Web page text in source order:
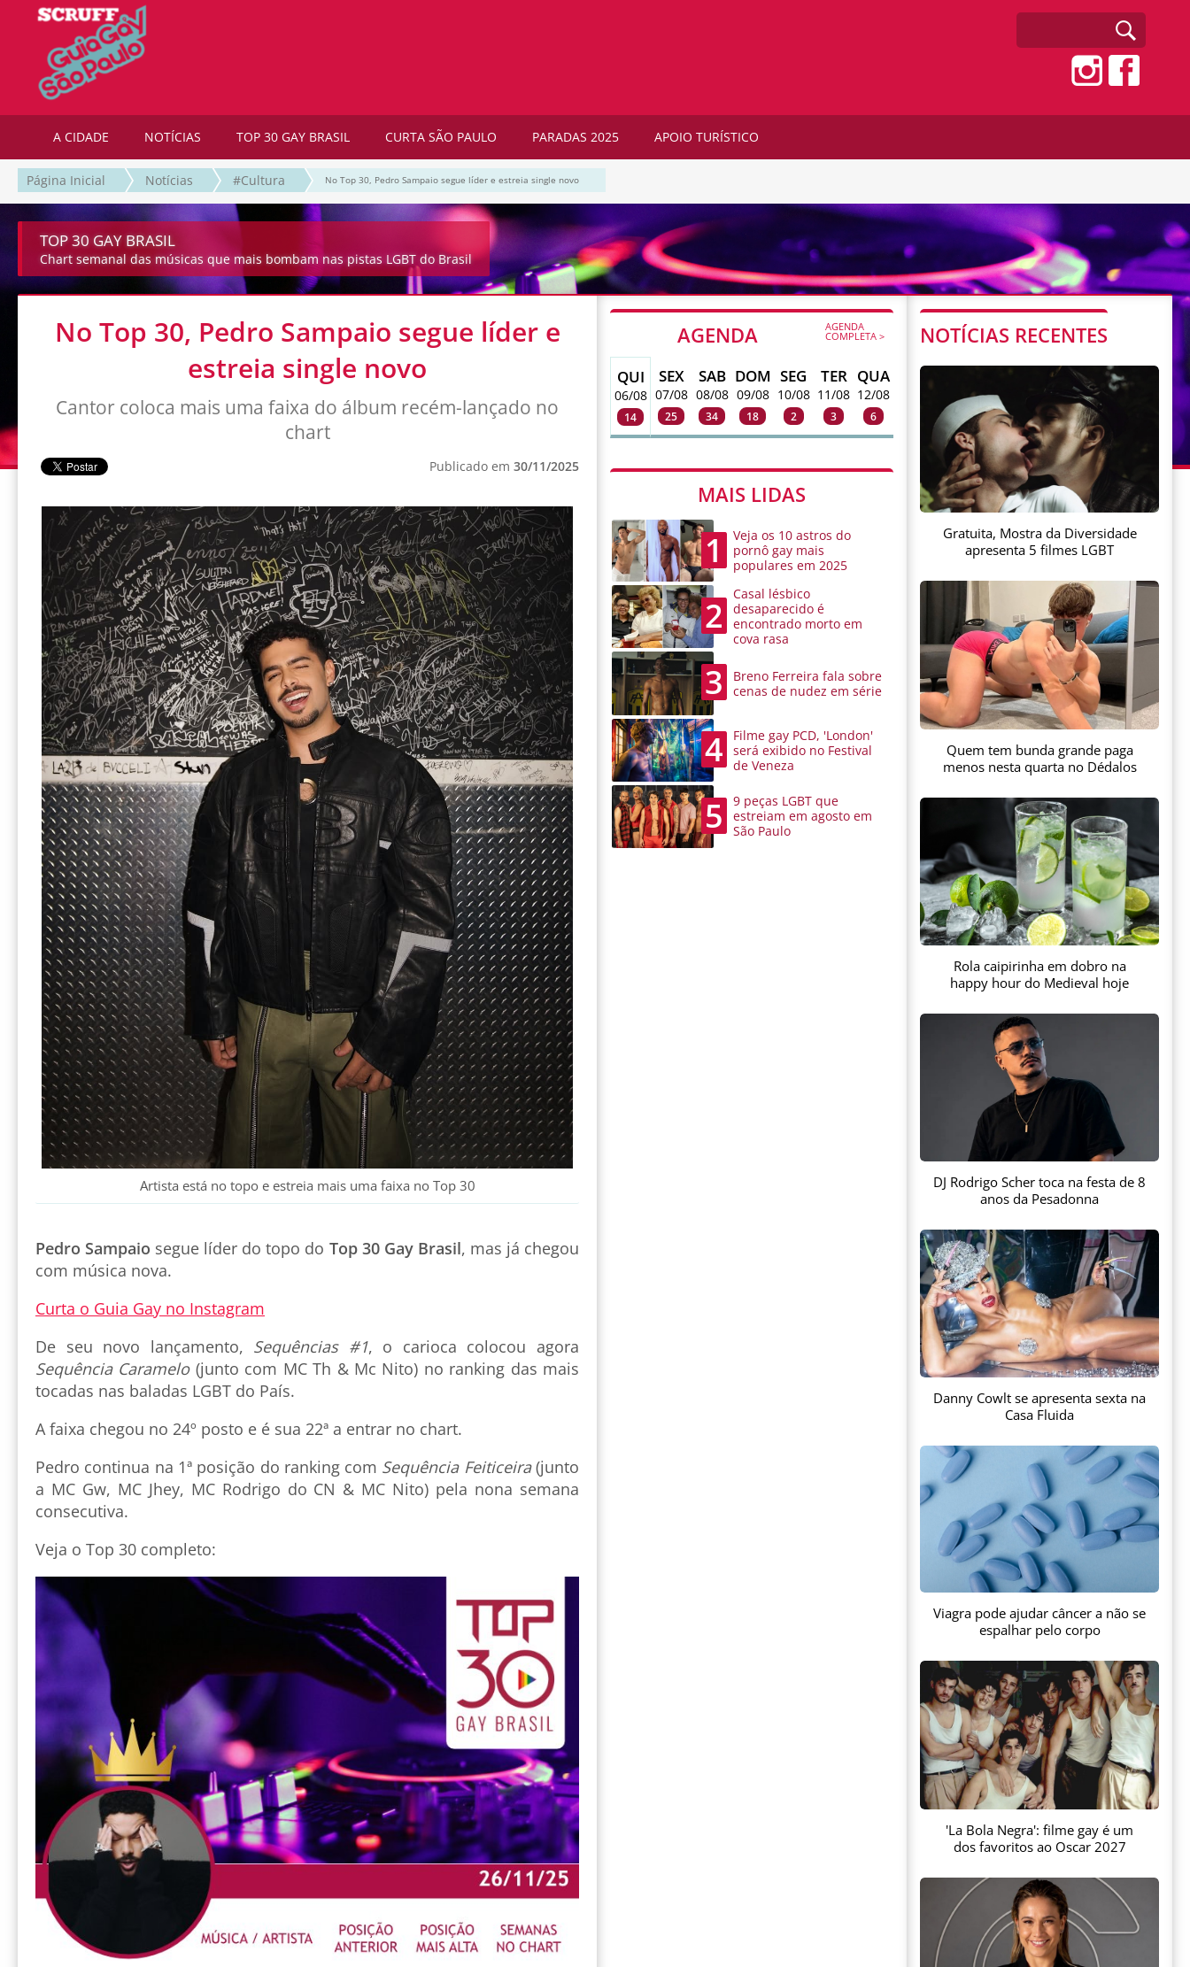
A CIDADE NOTÍCIAS TOP 30 GAY BRASIL CURTA SÃO PAULO PARADAS 2025 APOIO TURÍSTICO
Página Inicial Notícias #Cultura No Top 30, Pedro Sampaio segue líder e estreia single novo
TOP 30 GAY BRASIL
Chart semanal das músicas que mais bombam nas pistas LGBT do Brasil
No Top 30, Pedro Sampaio segue líder e
estreia single novo
Cantor coloca mais uma faixa do álbum recém-lançado no
chart
Publicado em 30/11/2025
Artista está no topo e estreia mais uma faixa no Top 30
Pedro Sampaio segue líder do topo do Top 30 Gay Brasil, mas já chegou
com música nova.
Curta o Guia Gay no Instagram
De seu novo lançamento, Sequências #1, o carioca colocou agora
Sequência Caramelo(junto com MC Th & Mc Nito) no ranking das mais
tocadas nas baladas LGBT do País.
A faixa chegou no 24º posto e é sua 22ª a entrar no chart.
Pedro continua na 1ª posição do ranking com Sequência Feiticeira(junto
a MC Gw, MC Jhey, MC Rodrigo do CN & MC Nito) pela nona semana
consecutiva.
Veja o Top 30 completo:
AGENDA AGENDA
COMPLETA >
QUI
06/08
14
SEX
07/08
25
SAB
08/08
34
DOM
09/08
18
SEG
10/08
2
TER
11/08
3
QUA
12/08
6
MAIS LIDAS
1
Veja os 10 astros do
pornô gay mais
populares em 2025
2
Casal lésbico
desaparecido é
encontrado morto em
cova rasa
3
Breno Ferreira fala sobre
cenas de nudez em série
4
Filme gay PCD, 'London'
será exibido no Festival
de Veneza
5
9 peças LGBT que
estreiam em agosto em
São Paulo
NOTÍCIAS RECENTES
Gratuita, Mostra da Diversidade
apresenta 5 filmes LGBT
Quem tem bunda grande paga
menos nesta quarta no Dédalos
Rola caipirinha em dobro na
happy hour do Medieval hoje
DJ Rodrigo Scher toca na festa de 8
anos da Pesadonna
Danny Cowlt se apresenta sexta na
Casa Fluida
Viagra pode ajudar câncer a não se
espalhar pelo corpo
'La Bola Negra': filme gay é um
dos favoritos ao Oscar 2027